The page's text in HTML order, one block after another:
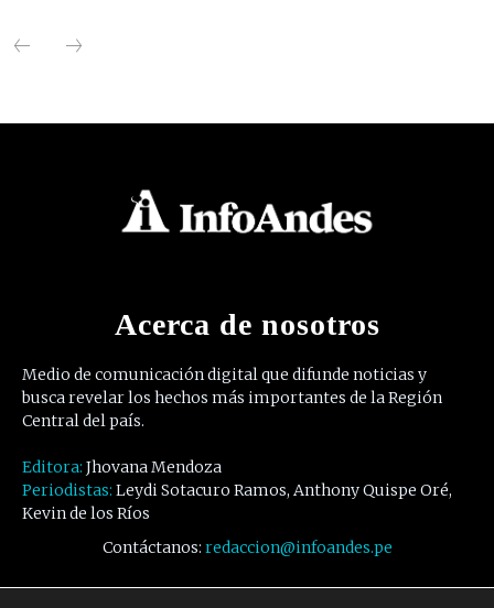
Acerca de nosotros
Medio de comunicación digital que difunde noticias y
busca revelar los hechos más importantes de la Región
Central del país.
Editora: Jhovana Mendoza
Periodistas: Leydi Sotacuro Ramos, Anthony Quispe Oré,
Kevin de los Ríos
Contáctanos: redaccion@infoandes.pe